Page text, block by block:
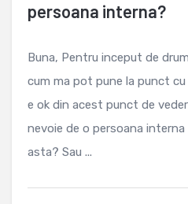
persoana interna?
Buna, Pentru inceput de
cum ma pot pune la punct
e ok din acest punct de
nevoie de o persoana
asta? Sau ...